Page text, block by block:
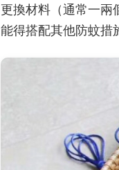
更換材料（通常一兩
能得搭配其他防蚊措